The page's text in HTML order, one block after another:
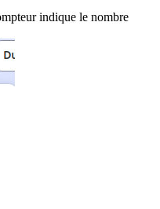
indique le nombre